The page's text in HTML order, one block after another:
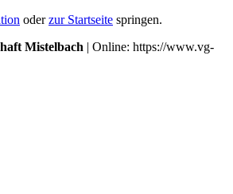
oderzur Startseite springen.
Mistelbach | Online: https://www.vg-